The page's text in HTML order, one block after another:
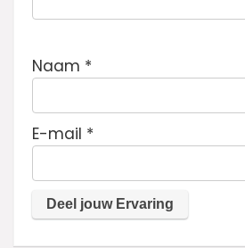
Naam *
E-mail *